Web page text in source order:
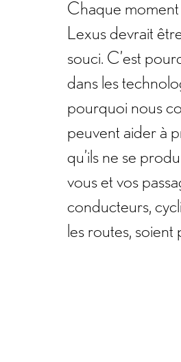
Chaque
Lexus devrait
souci. C’est
dans les
pourquoi nous
peuvent aider à
qu’ils ne se
vous et vos
conducteurs,
les routes, soient